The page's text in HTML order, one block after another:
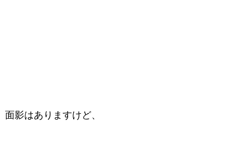
面影はありますけど、